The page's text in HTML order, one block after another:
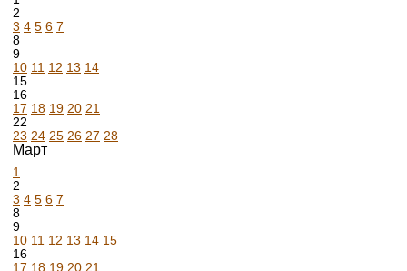
2
3 4 5 6 7
8
9
10 11 12 13 14
15
16
17 18 19 20 21
22
23 24 25 26 27 28
Март
1
2
3 4 5 6 7
8
9
10 11 12 13 14 15
16
17 18 19 20 21